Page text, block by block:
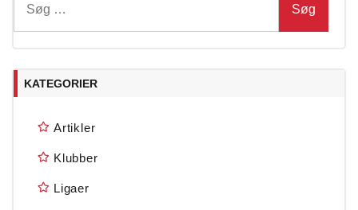
efter:
KATEGORIER
Artikler
Klubber
Ligaer